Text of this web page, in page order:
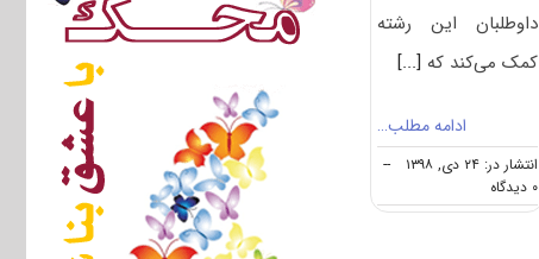
داوطلبان این رشته
کمک می‌کند که [...]
ادامه مطلب…
انتشار در: ۲۴ دی, ۱۳۹۸
--
۰ دیدگاه
on
کارنامه